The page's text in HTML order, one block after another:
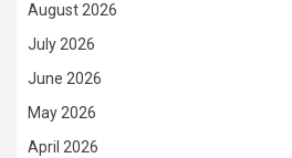
August 2026
July 2026
June 2026
May 2026
April 2026